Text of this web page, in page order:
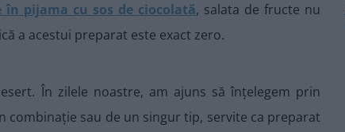
în pijama cu sos de ciocolată, salata de fructe nu
a acestui preparat este exact zero.
În zilele noastre, am ajuns să înțelegem prin
combinație sau de un singur tip, servite ca preparat